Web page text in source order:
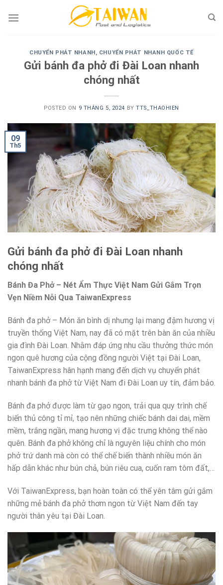
CHUYỂN PHÁT NHANH, CHUYỂN PHÁT NHANH QUỐC TẾ
Gửi bánh đa phở đi Đài Loan nhanh
chóng nhất
POSTED ON 9 THÁNG 5, 2024 BYTTS_THAOHIEN
09
Th5
Gửi bánh đa phở đi Đài Loan nhanh
chóng nhất
Bánh Đa Phở – Nét Ẩm Thực Việt Nam Gửi Gắm Trọn
Vẹn Niềm Nỗi Qua TaiwanExpress
Bánh đa phở – Món ăn bình dị nhưng lại mang đậm hương vị
truyền thống Việt Nam, nay đã có mặt trên bàn ăn của nhiều
gia đình Đài Loan. Nhằm đáp ứng nhu cầu thưởng thức món
ngon quê hương của cộng đồng người Việt tại Đài Loan,
TaiwanExpress hân hạnh mang đến dịch vụ chuyển phát
nhanh bánh đa phở từ Việt Nam đi Đài Loan uy tín, đảm bảo.
Bánh đa phở được làm từ gạo ngon, trải qua quy trình chế
biến thủ công tỉ mỉ, tạo nên những chiếc bánh dai dai, mềm
mềm, trắng ngần, mang hương vị đặc trưng không thể nào
quên. Bánh đa phở không chỉ là nguyên liệu chính cho món
phở trứ danh mà còn có thể chế biến thành nhiều món ăn
hấp dẫn khác như bún chả, bún riêu cua, cuốn ram tôm đất,…
Với TaiwanExpress, bạn hoàn toàn có thể yên tâm gửi gắm
những mẻ bánh đa phở thơm ngon từ Việt Nam đến tay
người thân yêu tại Đài Loan.